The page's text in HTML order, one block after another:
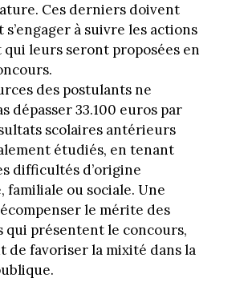
Ces derniers doivent
s’engager à suivre les actions
leurs seront proposées en
des postulants ne
dépasser 33.100 euros par
scolaires antérieurs
étudiés, en tenant
difficultés d’origine
familiale ou sociale. Une
le mérite des
qui présentent le concours,
de favoriser la mixité dans la